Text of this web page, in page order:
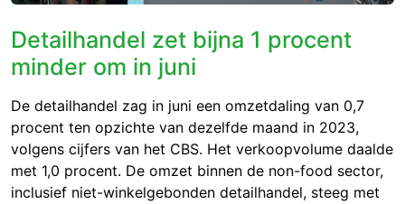
Detailhandel zet bijna 1 procent
minder om in juni
De detailhandel zag in juni een omzetdaling van 0,7
procent ten opzichte van dezelfde maand in 2023,
volgens cijfers van het CBS. Het verkoopvolume daalde
met 1,0 procent. De omzet binnen de non-food sector,
inclusief niet-winkelgebonden detailhandel, steeg met